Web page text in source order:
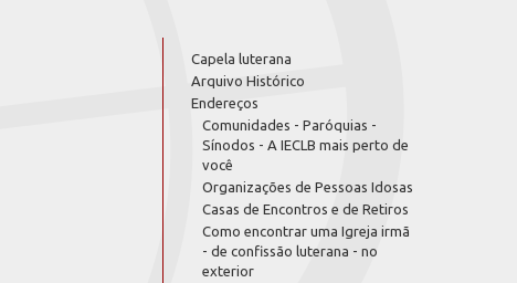
Capela luterana
Arquivo Histórico
Endereços
Comunidades - Paróquias -
Sínodos - A IECLB mais perto de
você
Organizações de Pessoas Idosas
Casas de Encontros e de Retiros
Como encontrar uma Igreja irmã
- de confissão luterana - no
exterior